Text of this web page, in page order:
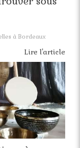
à Bordeaux
Lire l'article